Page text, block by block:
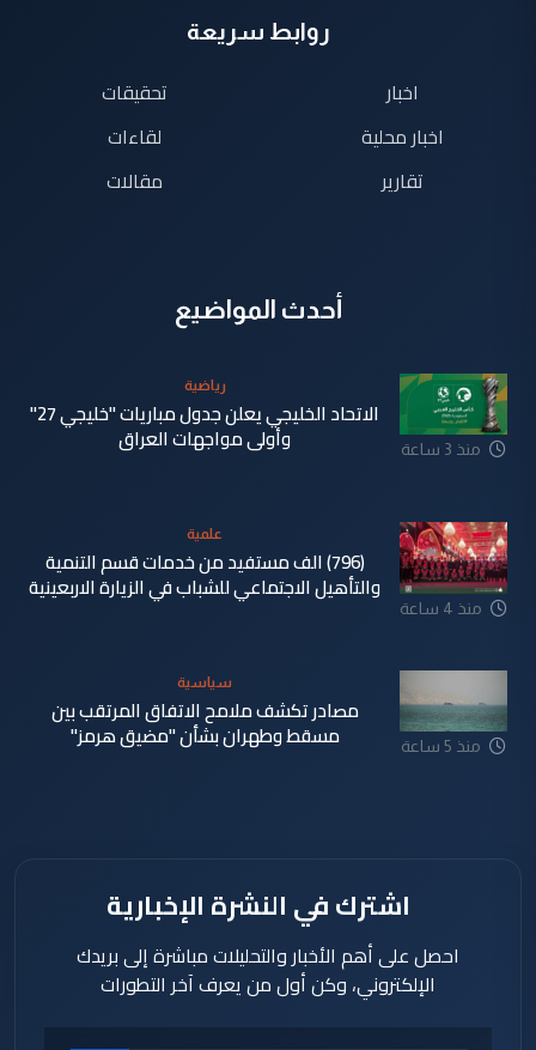
روابط سريعة
اخبار
اخبار محلية
تقارير
تحقيقات
لقاءات
مقالات
أحدث المواضيع
منذ 3 ساعة
رياضية
الاتحاد الخليجي يعلن جدول مباريات "خليجي 27"
وأولى مواجهات العراق
منذ 4 ساعة
علمية
(796) الف مستفيد من خدمات قسم التنمية
والتأهيل الاجتماعي للشباب في الزيارة الاربعينية
منذ 5 ساعة
سياسية
مصادر تكشف ملامح الاتفاق المرتقب بين
مسقط وطهران بشأن "مضيق هرمز"
اشترك في النشرة الإخبارية
احصل على أهم الأخبار والتحليلات مباشرة إلى بريدك
الإلكتروني، وكن أول من يعرف آخر التطورات